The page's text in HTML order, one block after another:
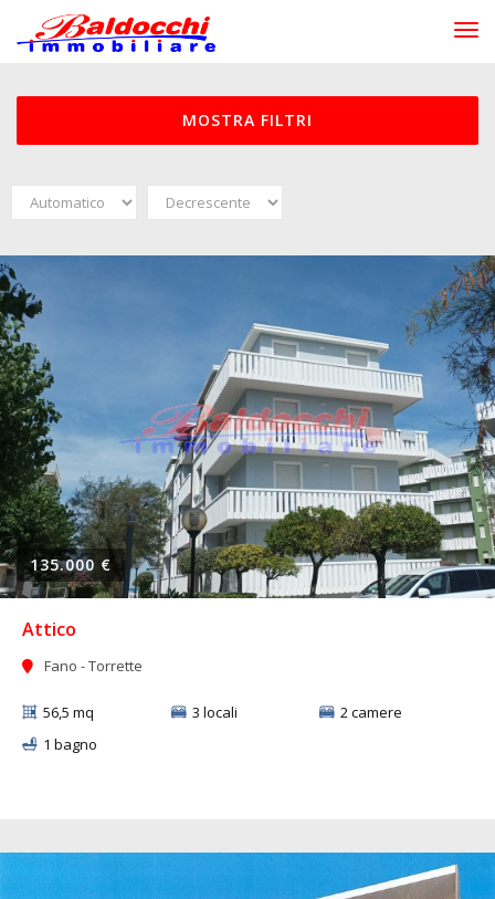
MOSTRA FILTRI
135.000 €
Attico
Fano - Torrette
56,5 mq 3 locali
2 camere
1 bagno